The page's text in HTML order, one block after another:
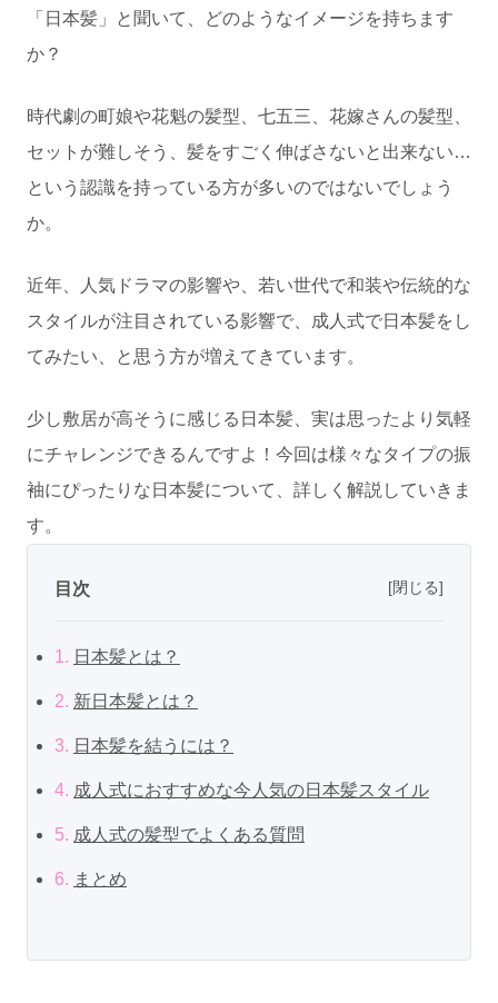
「日本髪」と聞いて、どのようなイメージを持ちます
か？
時代劇の町娘や花魁の髪型、七五三、花嫁さんの髪型、
セットが難しそう、髪をすごく伸ばさないと出来ない…
という認識を持っている方が多いのではないでしょう
か。
近年、人気ドラマの影響や、若い世代で和装や伝統的な
スタイルが注目されている影響で、成人式で日本髪をし
てみたい、と思う方が増えてきています。
少し敷居が高そうに感じる日本髪、実は思ったより気軽
にチャレンジできるんですよ！今回は様々なタイプの振
袖にぴったりな日本髪について、詳しく解説していきま
す。
目次 [閉じる]
1. 日本髪とは？
2. 新日本髪とは？
3. 日本髪を結うには？
4. 成人式におすすめな今人気の日本髪スタイル
5. 成人式の髪型でよくある質問
6. まとめ